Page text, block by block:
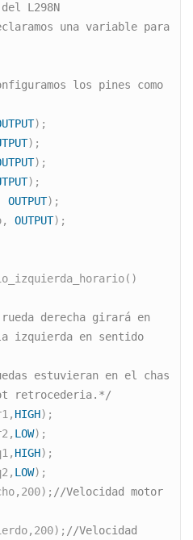
L298N
una variable para
los pines como
);
);
);
);
OUTPUT);
OUTPUT);
izquierda en sentido
estuvieran en el chas
retrocederia.*/
HIGH);
LOW);
HIGH);
LOW);
//Velocidad motor
//Velocidad